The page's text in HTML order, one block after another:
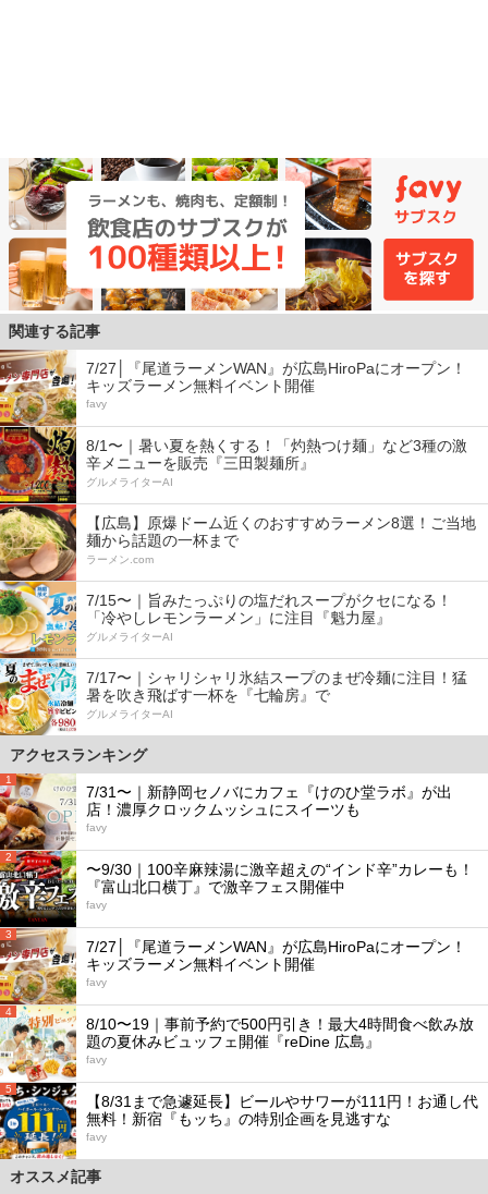
関連する記事
7/27│『尾道ラーメンWAN』が広島HiroPaにオープン！
キッズラーメン無料イベント開催
favy
8/1〜｜暑い夏を熱くする！「灼熱つけ麺」など3種の激
辛メニューを販売『三田製麺所』
グルメライターAI
【広島】原爆ドーム近くのおすすめラーメン8選！ご当地
麺から話題の一杯まで
ラーメン.com
7/15〜｜旨みたっぷりの塩だれスープがクセになる！
「冷やしレモンラーメン」に注目『魁力屋』
グルメライターAI
7/17〜｜シャリシャリ氷結スープのまぜ冷麺に注目！猛
暑を吹き飛ばす一杯を『七輪房』で
グルメライターAI
アクセスランキング
1
7/31〜｜新静岡セノバにカフェ『けのひ堂ラボ』が出
店！濃厚クロックムッシュにスイーツも
favy
2
〜9/30｜100辛麻辣湯に激辛超えの“インド辛”カレーも！
『富山北口横丁』で激辛フェス開催中
favy
3
7/27│『尾道ラーメンWAN』が広島HiroPaにオープン！
キッズラーメン無料イベント開催
favy
4
8/10〜19｜事前予約で500円引き！最大4時間食べ飲み放
題の夏休みビュッフェ開催『reDine 広島』
favy
5
【8/31まで急遽延長】ビールやサワーが111円！お通し代
無料！新宿『もッち』の特別企画を見逃すな
favy
オススメ記事